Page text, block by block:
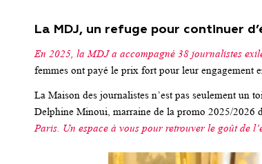
La MDJ, un refuge pour continuer
En 2025, la MDJ a accompagné 38 journalistes
femmes ont payé le prix fort pour leur engagement
La Maison des journalistes n’est pas seulement un
Delphine Minoui, marraine de la promo 2025/2026
Paris. Un espace à vous pour retrouver le goût de